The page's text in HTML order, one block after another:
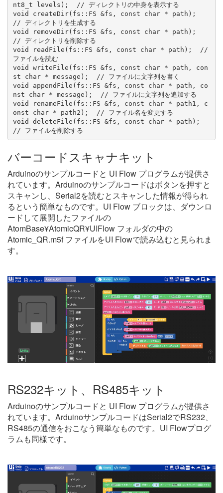
nt8_t levels);  // ディレクトリの中身を表示する
void createDir(fs::FS &fs, const char * path);
// ディレクトリを生成する
void removeDir(fs::FS &fs, const char * path);
// ディレクトリを削除する
void readFile(fs::FS &fs, const char * path);  //
ファイルを読む
void writeFile(fs::FS &fs, const char * path, con
st char * message);  // ファイルに文字列を書く
void appendFile(fs::FS &fs, const char * path, co
nst char * message);  // ファイルに文字列を追加する
void renameFile(fs::FS &fs, const char * path1, c
onst char * path2);  // ファイル名を変更する
void deleteFile(fs::FS &fs, const char * path);
バーコードスキャナキット
Arduinoのサンプルコードと UI Flow プログラムが提供さ
れています。Arduinoのサンプルコードはボタンを押すと
スキャンし、Serial2を読むとスキャンした情報が得られ
るという簡単なものです。UI Flow ブロックは、ダウンロ
ードして展開したファイルの
AtomBase¥AtomicQR¥UIFlow フォルダの中の
Atomic_QR.m5f ファイルをUI Flowで読み込むと見られま
す。
RS232キット、RS485キット
Arduinoのサンプルコードと UI Flow プログラムが提供さ
れています。ArduinoサンプルコードはSerial2でRS232、
RS485の通信をおこなう簡単なものです。UI Flowプログ
ラムも同様です。